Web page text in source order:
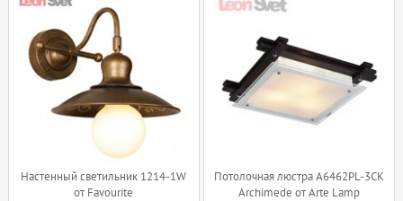
Настенный светильник 1214-1W
от Favourite
Потолочная люстра A6462PL-3CK
Archimede от Arte Lamp